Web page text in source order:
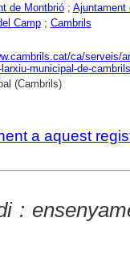
de Montbrió; Ajuntament
Camp; Cambrils
ca/serveis/
larxiu-municipal-de-
(Cambrils)
a aquest
: